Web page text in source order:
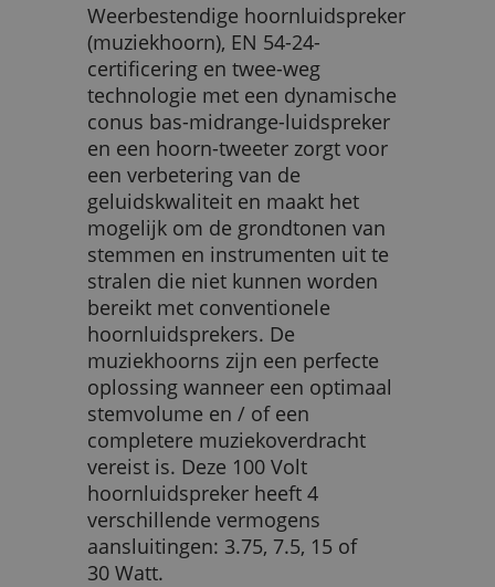
Weerbestendige hoornluidspreker
(muziekhoorn), EN 54-24-
certificering en twee-weg
technologie met een dynamische
conus bas-midrange-luidspreker
en een hoorn-tweeter zorgt voor
een verbetering van de
geluidskwaliteit en maakt het
mogelijk om de grondtonen van
stemmen en instrumenten uit te
stralen die niet kunnen worden
bereikt met conventionele
hoornluidsprekers. De
muziekhoorns zijn een perfecte
oplossing wanneer een optimaal
stemvolume en / of een
completere muziekoverdracht
vereist is. Deze 100 Volt
hoornluidspreker heeft 4
verschillende vermogens
aansluitingen: 3.75, 7.5, 15 of
30 Watt.